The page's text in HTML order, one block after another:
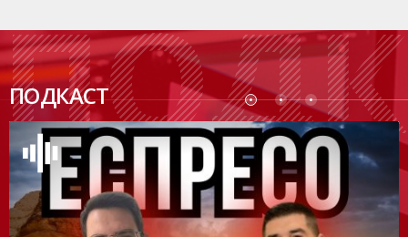
ПОДКАСТ
ПОДК